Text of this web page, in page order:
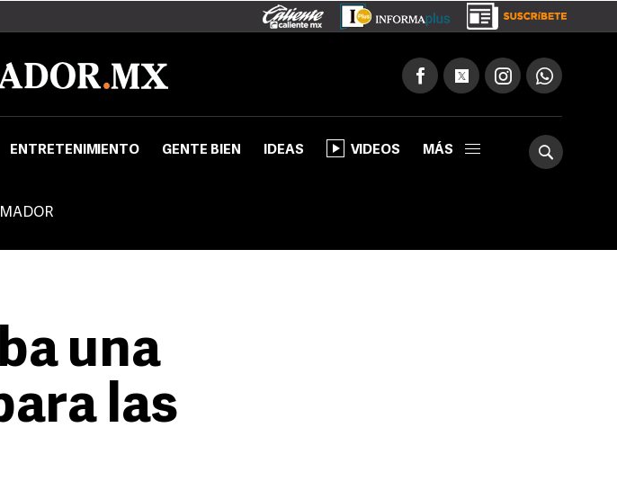
ENTRETENIMIENTO GENTE BIEN IDEAS VIDEOS MÁS
una
las